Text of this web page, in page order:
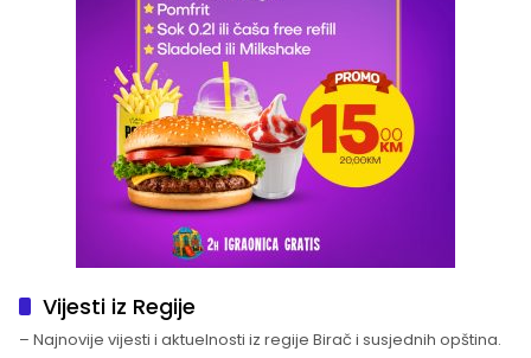
Vijesti iz Regije
– Najnovije vijesti i aktuelnosti iz regije Birač i susjednih opština.